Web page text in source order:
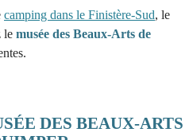
camping dans le Finistère-Sud, le
le musée des Beaux-Arts de
DES BEAUX-ARTS